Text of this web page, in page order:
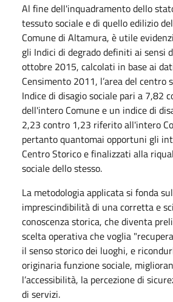
Al fine dell'inquadramento dello
tessuto sociale e di quello edilizio
Comune di Altamura, è utile
gli Indici di degrado definiti ai sensi
ottobre 2015, calcolati in base ai
Censimento 2011, l’area del centro
Indice di disagio sociale pari a 7,82
dell'intero Comune e un indice di
2,23 contro 1,23 riferito all'intero
pertanto quantomai opportuni gli
Centro Storico e finalizzati alla
sociale dello stesso.
La metodologia applicata si fonda
imprescindibilità di una corretta e
conoscenza storica, che diventa
scelta operativa che voglia
il senso storico dei luoghi, e
originaria funzione sociale,
l’accessibilità, la percezione di
di servizi.